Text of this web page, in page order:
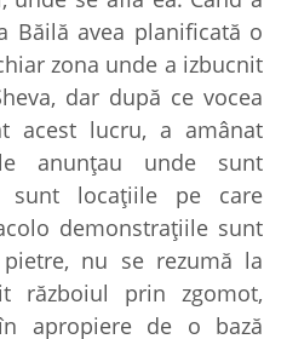
Băilă avea planificată o
zona unde a izbucnit
dar după ce vocea
acest lucru, a amânat
anunţau unde sunt
sunt locaţiile pe care
demonstraţiile sunt
nu se rezumă la
războiul prin zgomot,
apropiere de o bază